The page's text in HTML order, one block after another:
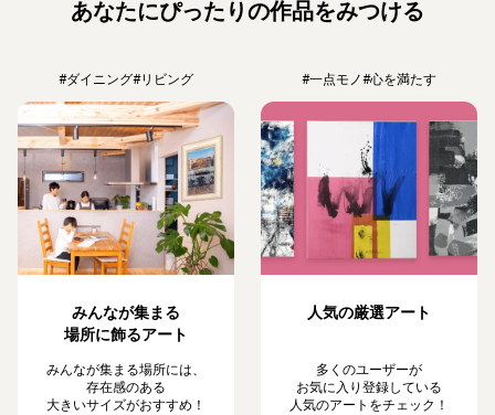
あなたにぴったりの作品をみつける
#ダイニング#リビング
みんなが集まる
場所に飾るアート
みんなが集まる場所には、
存在感のある
大きいサイズがおすすめ！
#一点モノ#心を満たす
人気の厳選アート
多くのユーザーが
お気に入り登録している
人気のアートをチェック！